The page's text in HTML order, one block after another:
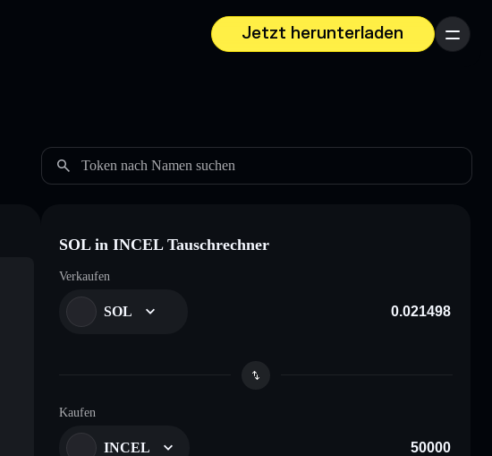
Jetzt herunterladen
Menü
Token nach Namen suchen
SOL in INCEL Tauschrechner
Verkaufen
SOL
Kaufen
INCEL